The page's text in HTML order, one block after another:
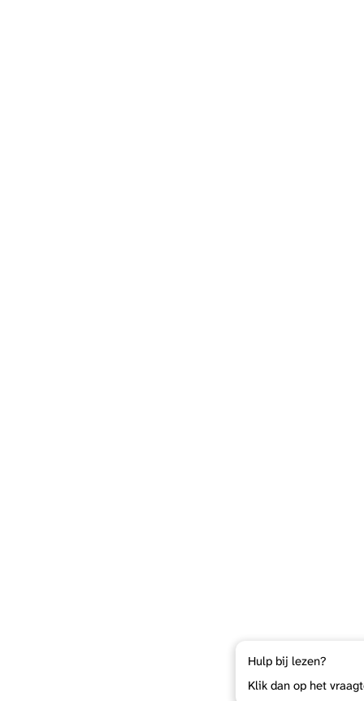
Hulp bij lezen?
Klik dan op het